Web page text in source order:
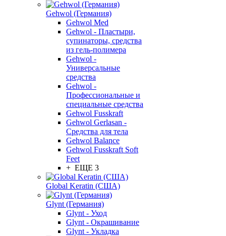
Gehwol (Германия)
Gehwol Med
Gehwol - Пластыри,
супинаторы, средства
из гель-полимера
Gehwol -
Универсальные
средства
Gehwol -
Профессиональные и
специальные средства
Gehwol Fusskraft
Gehwol Gerlasan -
Средства для тела
Gehwol Balance
Gehwol Fusskraft Soft
Feet
+ ЕЩЕ 3
Global Keratin (США)
Glynt (Германия)
Glynt - Уход
Glynt - Окрашивание
Glynt - Укладка